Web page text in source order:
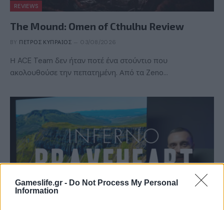
Gameslife.gr - Do Not Process My Personal
Information
REVIEWS
The Mound: Omen of Cthulhu Review
BY ΠΈΤΡΟΣ ΚΥΠΡΑΊΟΣ 03/08/2026
Η ACE Team δεν ήταν ποτέ ένα στούντιο που
ακολουθούσε την πεπατημένη. Από τα Zeno…